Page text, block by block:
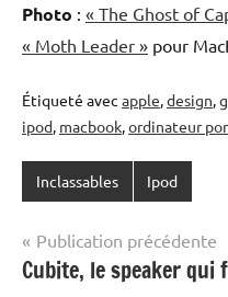
Photo : « The Ghost of
« Moth Leader » pour
Étiqueté avec apple,design,
ipod, macbook,ordinateur
Inclassables Ipod
Navigation
de
Publication précédente
Cubite, le speaker qui